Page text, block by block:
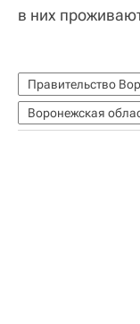
в них
Правительство
Воронежская